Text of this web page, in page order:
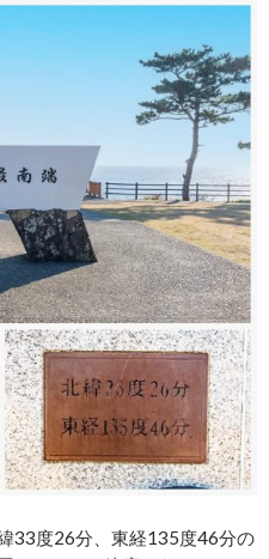
33度26分、東経135度46分の